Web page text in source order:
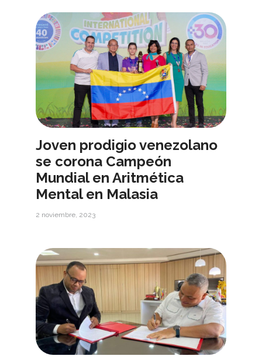
Joven prodigio venezolano
se corona Campeón
Mundial en Aritmética
Mental en Malasia
2 noviembre, 2023